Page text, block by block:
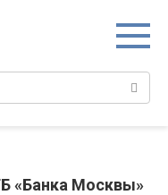
«Банка Москвы»